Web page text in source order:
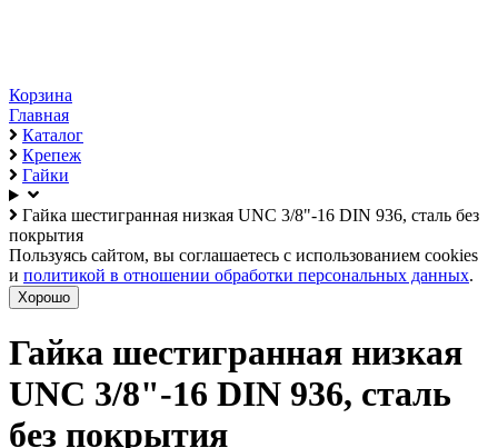
Корзина
Главная
Каталог
Крепеж
Гайки
Гайка шестигранная низкая UNC 3/8"-16 DIN 936, сталь без
покрытия
Пользуясь сайтом, вы соглашаетесь с использованием cookies
и политикой в отношении обработки персональных данных.
Хорошо
Гайка шестигранная низкая
UNC 3/8"-16 DIN 936, сталь
без покрытия